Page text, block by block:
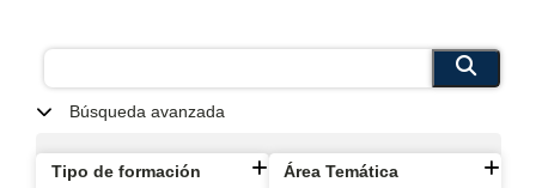
Búsqueda avanzada
Tipo de formación Área Temática